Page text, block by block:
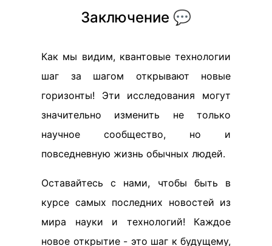
Заключение 💬
Как мы видим, квантовые технологии
шаг за шагом открывают новые
горизонты! Эти исследования могут
значительно изменить не только
научное сообщество, но и
повседневную жизнь обычных людей.
Оставайтесь с нами, чтобы быть в
курсе самых последних новостей из
мира науки и технологий! Каждое
новое открытие - это шаг к будущему,